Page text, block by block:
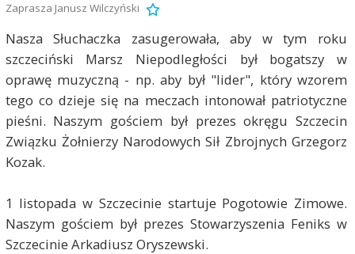
Zaprasza Janusz Wilczyński
Nasza Słuchaczka zasugerowała, aby w tym roku
szczeciński Marsz Niepodległości był bogatszy w
oprawę muzyczną - np. aby był "lider", który wzorem
tego co dzieje się na meczach intonował patriotyczne
pieśni. Naszym gościem był prezes okręgu Szczecin
Związku Żołnierzy Narodowych Sił Zbrojnych Grzegorz
Kozak.
1 listopada w Szczecinie startuje Pogotowie Zimowe.
Naszym gościem był prezes Stowarzyszenia Feniks w
Szczecinie Arkadiusz Oryszewski.